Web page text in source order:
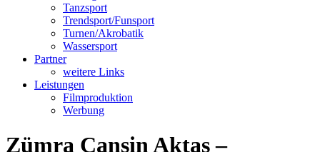
Tanzsport
Trendsport/Funsport
Turnen/Akrobatik
Wassersport
Partner
weitere Links
Leistungen
Filmproduktion
Werbung
Zümra Cansin Aktas –